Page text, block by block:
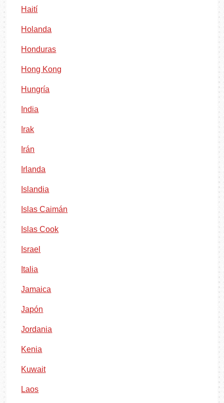
Haití
Holanda
Honduras
Hong Kong
Hungría
India
Irak
Irán
Irlanda
Islandia
Islas Caimán
Islas Cook
Israel
Italia
Jamaica
Japón
Jordania
Kenia
Kuwait
Laos